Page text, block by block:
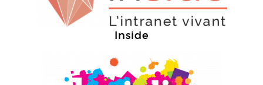
Inside